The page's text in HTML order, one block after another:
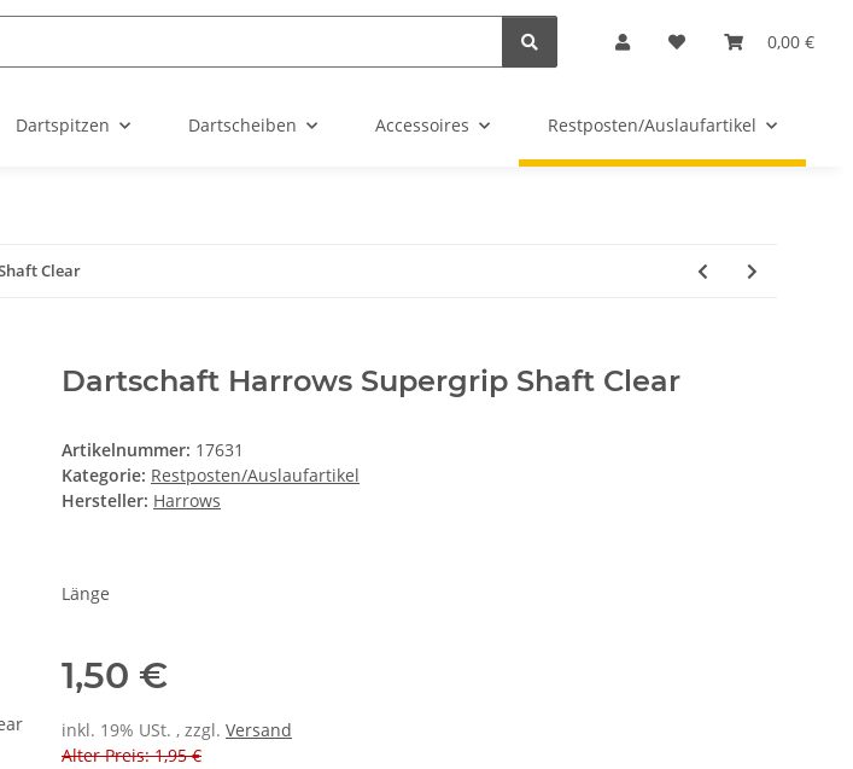
0,00 €
Dartspitzen Dartscheiben Accessoires Restposten/Auslaufartikel
Clear
Dartschaft Harrows Supergrip Shaft Clear
Artikelnummer: 17631
Kategorie: Restposten/Auslaufartikel
Hersteller: Harrows
Länge
1,50 €
inkl. 19% USt. , zzgl. Versand
Alter Preis: 1,95 €